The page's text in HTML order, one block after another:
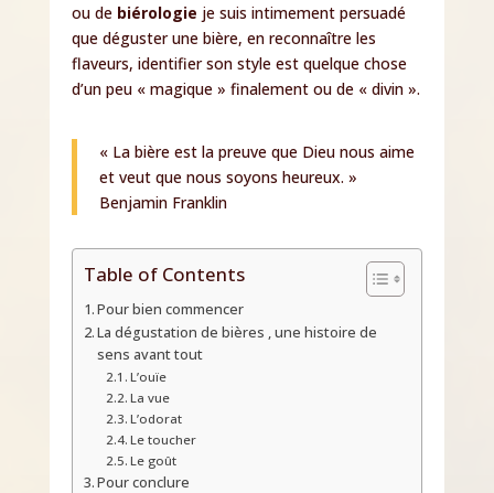
ou de biérologie je suis intimement persuadé
que déguster une bière, en reconnaître les
flaveurs, identifier son style est quelque chose
d’un peu « magique » finalement ou de « divin ».
« La bière est la preuve que Dieu nous aime
et veut que nous soyons heureux. »
Benjamin Franklin
Table of Contents
Pour bien commencer
La dégustation de bières , une histoire de
sens avant tout
L’ouïe
La vue
L’odorat
Le toucher
Le goût
Pour conclure